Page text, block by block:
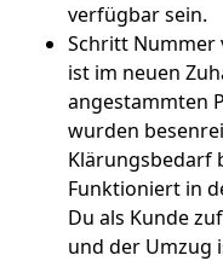
verfügbar sein.
Schritt Nummer
ist im neuen
angestammten
wurden
Klärungsbedarf
Funktioniert in
Du als Kunde
und der Umzug